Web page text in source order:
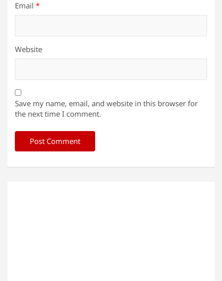
Email *
Website
Save my name, email, and website in this browser for
the next time I comment.